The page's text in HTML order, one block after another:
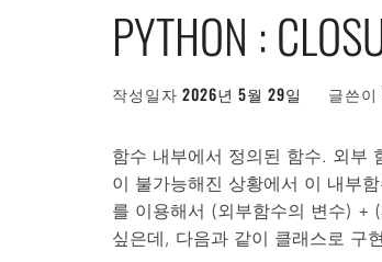
PYTHON :
작성일자 2026년 5월 29일 글쓴이
함수 내부에서 정의된 함수. 외부
이 불가능해진 상황에서 이 내부
를 이용해서 (외부함수의 변수) +
싶은데, 다음과 같이 클래스로 구